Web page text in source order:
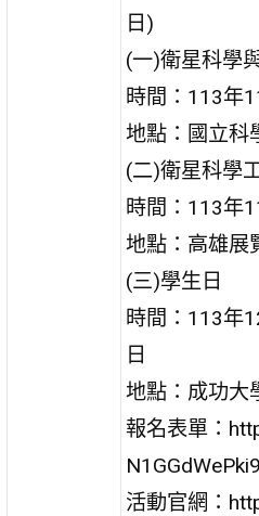
日)
(一)衛星科學
時間：113年
地點：國立科
(二)衛星科學
時間：113年
地點：高雄展
(三)學生日
時間：113年
日
地點：成功大
報名表單：
N1GGdWePki9
活動官網：